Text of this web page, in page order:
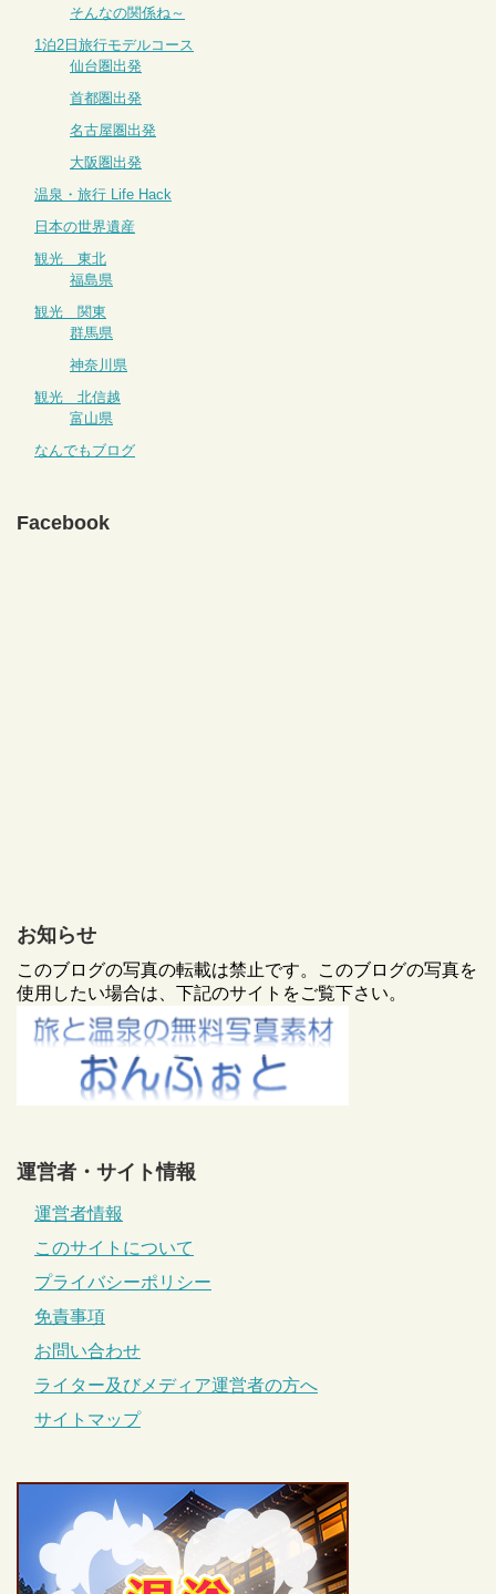
そんなの関係ね～
1泊2日旅行モデルコース
仙台圏出発
首都圏出発
名古屋圏出発
大阪圏出発
温泉・旅行 Life Hack
日本の世界遺産
観光 東北
福島県
観光 関東
群馬県
神奈川県
観光 北信越
富山県
なんでもブログ
Facebook
お知らせ
このブログの写真の転載は禁止です。このブログの写真を
使用したい場合は、下記のサイトをご覧下さい。
運営者・サイト情報
運営者情報
このサイトについて
プライバシーポリシー
免責事項
お問い合わせ
ライター及びメディア運営者の方へ
サイトマップ